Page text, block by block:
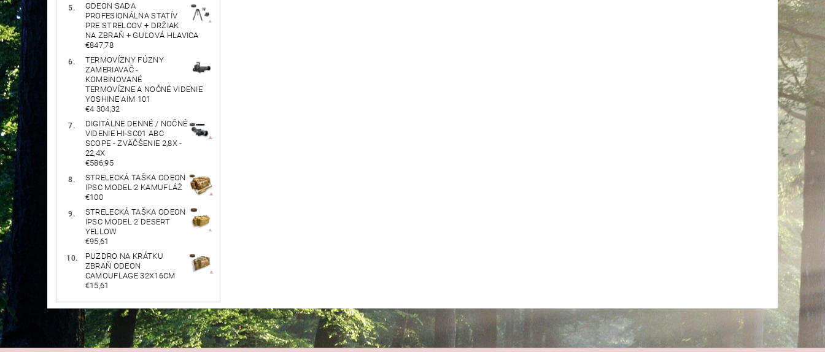
ODEON SADA
PROFESIONÁLNA STATÍV
PRE STRELCOV + DRŽIAK
NA ZBRAŇ + GUĽOVÁ HLAVICA
€847,78
TERMOVÍZNY FÚZNY
ZAMERIAVAČ -
KOMBINOVANÉ
TERMOVÍZNE A NOČNÉ VIDENIE
YOSHINE AIM 101
€4 304,32
DIGITÁLNE DENNÉ / NOČNÉ
VIDENIE HI-SC01 ABC
SCOPE - ZVÄČŠENIE 2,8X -
22,4X
€586,95
STRELECKÁ TAŠKA ODEON
IPSC MODEL 2 KAMUFLÁŽ
€100
STRELECKÁ TAŠKA ODEON
IPSC MODEL 2 DESERT
YELLOW
€95,61
PUZDRO NA KRÁTKU
ZBRAŇ ODEON
CAMOUFLAGE 32X16CM
€15,61